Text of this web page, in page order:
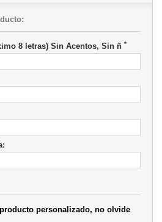
8 letras) Sin Acentos, Sin ñ *
personalizado, no olvide